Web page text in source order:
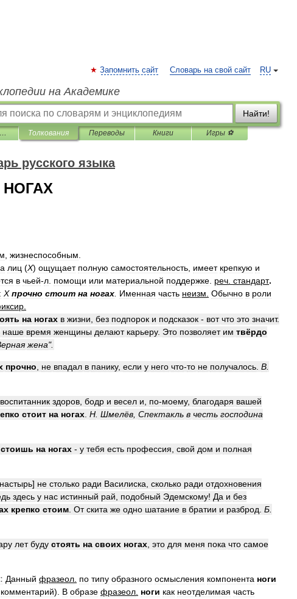
RU
Запомнить сайт Словарь на свой сайт
на Академике
Найти!
Фразеологический словарь русского языка Толкования Переводы Книги Игры ⚽
русского языка
жизнеспособным
лиц (Х) ощущает полную самостоятельность имеет крепкую и
в чьей-л помощи или материальной поддержке реч стандарт.
Х прочно стоит на ногах Именная часть неизм Обычно в роли
на ногах в жизни без подпорок и подсказок - вот что это значит.
наше время женщины делают карьеру. Это позволяет им твёрдо
жена".
прочно не впадал в панику, если у него что-то не получалось В
воспитанник здоров бодр и весел и по-моему, благодаря вашей
стоит на ногах Н Шмелёв Спектакль в честь господина
стоишь на ногах - у тебя есть профессия свой дом и полная
] не столько ради Василиска сколько ради отдохновения
здесь у нас истинный рай подобный Эдемскому! Да и без
крепко стоим От скита же одно шатание в братии и разброд Б
лет буду стоять на своих ногах это для меня пока что самое
Данный фразеол по типу образного осмысления компонента ноги
комментарий). В образе фразеол ноги как неотделимая часть